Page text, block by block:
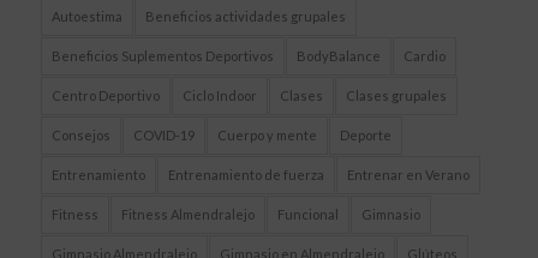
Autoestima Beneficios actividades grupales
Beneficios Suplementos Deportivos BodyBalance Cardio
Centro Deportivo Ciclo Indoor Clases Clases grupales
Consejos COVID-19 Cuerpo y mente Deporte
Entrenamiento Entrenamiento de fuerza Entrenar en Verano
Fitness Fitness Almendralejo Funcional Gimnasio
Gimnasio Almendralejo Gimnasio en Almendralejo Glúteos